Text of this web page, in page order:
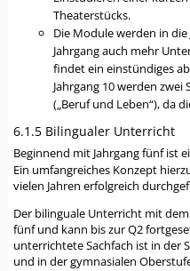
Theaterstücks.
Die Module werden in
Jahrgang auch mehr
findet ein einstündiges
Jahrgang 10 werden
(„Beruf und Leben“), da
6.1.5 Bilingualer Unterricht
Beginnend mit Jahrgang fünf ist
Ein umfangreiches Konzept
vielen Jahren erfolgreich
Der bilinguale Unterricht mit
fünf und kann bis zur Q2
unterrichtete Sachfach ist in der
und in der gymnasialen